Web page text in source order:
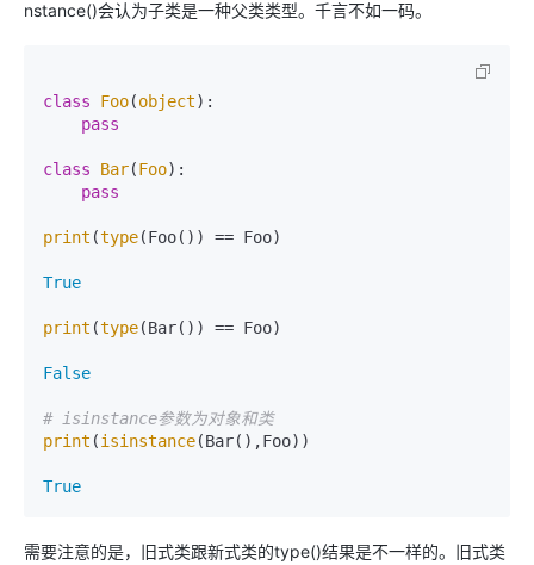
nstance()会认为子类是一种父类类型。千言不如一码。
class Foo(object):
pass
class Bar(Foo):
pass
print (type(Foo()) == Foo)
True
print (type(Bar()) == Foo)
False
# isinstance参数为对象和类
print (isinstance(Bar(),Foo))
True
需要注意的是，旧式类跟新式类的type()结果是不一样的。旧式类